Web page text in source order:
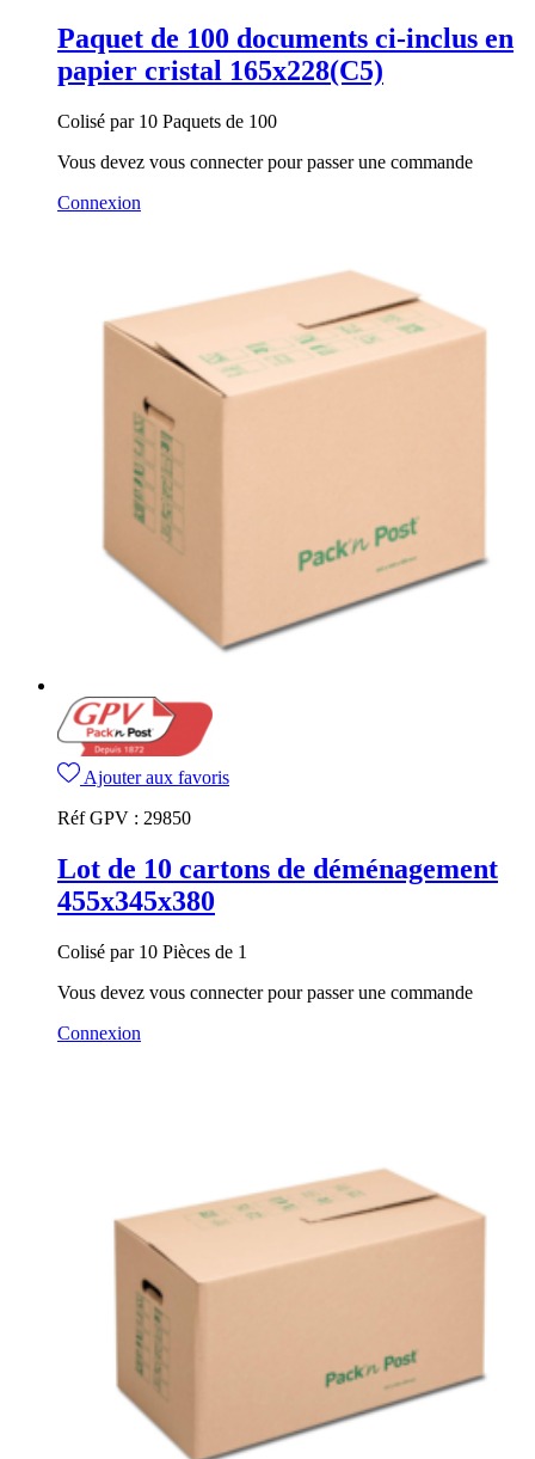
Paquet de 100 documents ci-inclus en
papier cristal 165x228(C5)
Colisé par 10 Paquets de 100
Vous devez vous connecter pour passer une commande
Connexion
Ajouter aux favoris
Réf GPV : 29850
Lot de 10 cartons de déménagement
455x345x380
Colisé par 10 Pièces de 1
Vous devez vous connecter pour passer une commande
Connexion